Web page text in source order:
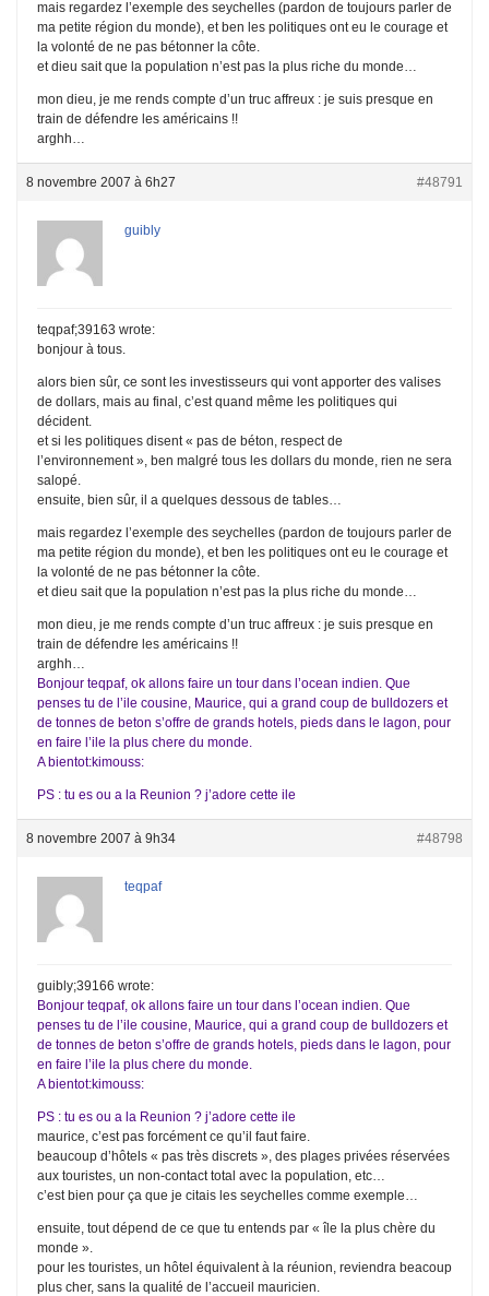
mais regardez l’exemple des seychelles (pardon de toujours parler de
ma petite région du monde), et ben les politiques ont eu le courage et
la volonté de ne pas bétonner la côte.
et dieu sait que la population n’est pas la plus riche du monde…
mon dieu, je me rends compte d’un truc affreux : je suis presque en
train de défendre les américains !!
arghh…
8 novembre 2007 à 6h27 #48791
guibly
teqpaf;39163 wrote:
bonjour à tous.
alors bien sûr, ce sont les investisseurs qui vont apporter des valises
de dollars, mais au final, c’est quand même les politiques qui
décident.
et si les politiques disent « pas de béton, respect de
l’environnement », ben malgré tous les dollars du monde, rien ne sera
salopé.
ensuite, bien sûr, il a quelques dessous de tables…
mais regardez l’exemple des seychelles (pardon de toujours parler de
ma petite région du monde), et ben les politiques ont eu le courage et
la volonté de ne pas bétonner la côte.
et dieu sait que la population n’est pas la plus riche du monde…
mon dieu, je me rends compte d’un truc affreux : je suis presque en
train de défendre les américains !!
arghh…
Bonjour teqpaf, ok allons faire un tour dans l’ocean indien. Que
penses tu de l’ile cousine, Maurice, qui a grand coup de bulldozers et
de tonnes de beton s’offre de grands hotels, pieds dans le lagon, pour
en faire l’ile la plus chere du monde.
A bientot:kimouss:
PS : tu es ou a la Reunion ? j’adore cette ile
8 novembre 2007 à 9h34 #48798
teqpaf
guibly;39166 wrote:
Bonjour teqpaf, ok allons faire un tour dans l’ocean indien. Que
penses tu de l’ile cousine, Maurice, qui a grand coup de bulldozers et
de tonnes de beton s’offre de grands hotels, pieds dans le lagon, pour
en faire l’ile la plus chere du monde.
A bientot:kimouss:
PS : tu es ou a la Reunion ? j’adore cette ile
maurice, c’est pas forcément ce qu’il faut faire.
beaucoup d’hôtels « pas très discrets », des plages privées réservées
aux touristes, un non-contact total avec la population, etc…
c’est bien pour ça que je citais les seychelles comme exemple…
ensuite, tout dépend de ce que tu entends par « île la plus chère du
monde ».
pour les touristes, un hôtel équivalent à la réunion, reviendra beacoup
plus cher, sans la qualité de l’accueil mauricien.